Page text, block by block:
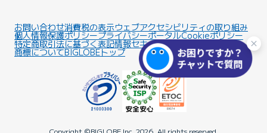
お問い合わせ消費税の表示ウェブアクセシビリティの取り組み
個人情報保護ポリシープライバシーポータルCookieポリシー
特定商取引法に基づく表記情報セキュリティ基本方針
商標についてBIGLOBEトップ
Copyright ©BIGLOBE Inc. 2026. All rights reserved.